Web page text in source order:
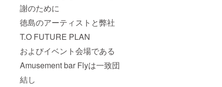
謝のために
徳島のアーティストと弊社
T.O FUTURE PLAN
およびイベント会場である
Amusement bar Flyは一致団
結し